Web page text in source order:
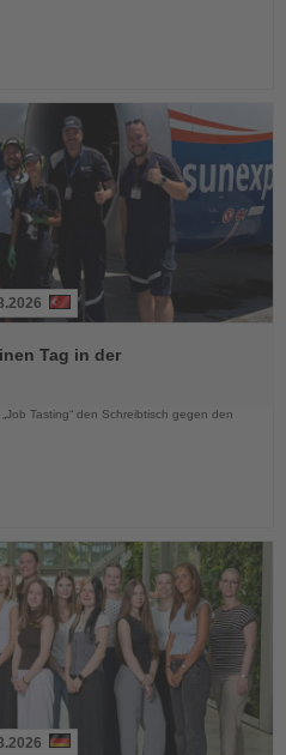
Tag in der
Tasting“ den Schreibtisch gegen den